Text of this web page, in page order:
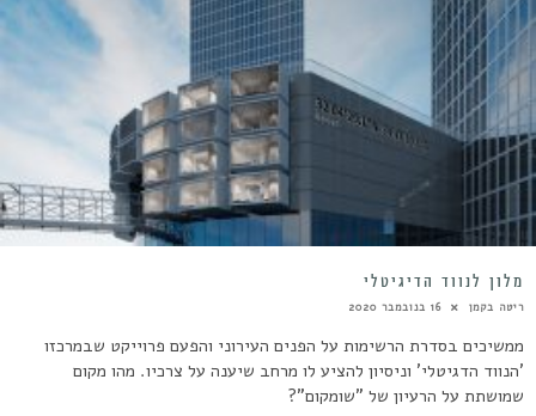
מלון לנווד הדיגיטלי
ריטה בקמן 16 בנובמבר 2020
ממשיכים בסדרת הרשימות על הפנים העירוני והפעם פרוייקט שבמרכזו
'הנווד הדגיטלי' וניסיון להציע לו מרחב שיענה על צרכיו. מהו מקום
שמושתת על הרעיון של "שומקום"?